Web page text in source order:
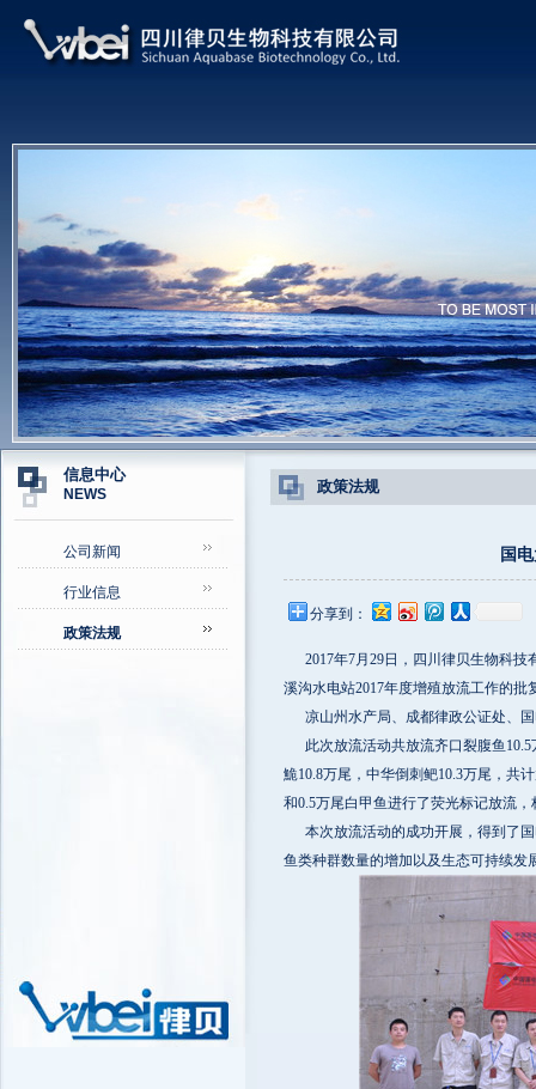
信息中心
NEWS
公司新闻
行业信息
政策法规
政策法规
国
分享到：
2017年7月29日，四川律贝生物科技
溪沟水电站2017年度增殖放流工作的
凉山州水产局、成都律政公证处、国
此次放流活动共放流齐口裂腹鱼10.5
鮠10.8万尾，中华倒刺鲃10.3万尾，共
和0.5万尾白甲鱼进行了荧光标记放流
本次放流活动的成功开展，得到了国
鱼类种群数量的增加以及生态可持续发